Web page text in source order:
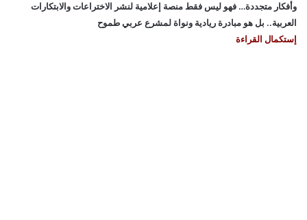
وأفكار متجددة… فهو ليس فقط منصة إعلامية لنشر الاختراعات والابتكارات
العربية.. بل هو مبادرة ريادية ونواة لمشرع عربي طموح
إستكمال القراءة